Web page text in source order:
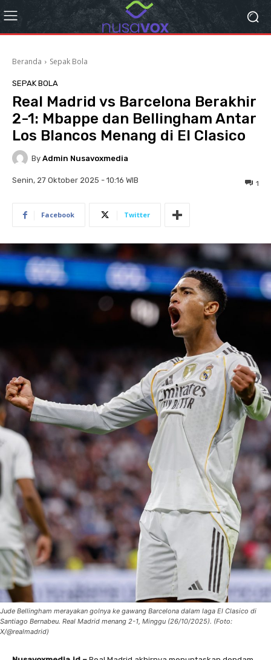
Beranda Sepak Bola
SEPAK BOLA
Real Madrid vs Barcelona Berakhir
2-1: Mbappe dan Bellingham Antar
Los Blancos Menang di El Clasico
By Admin Nusavoxmedia
Senin, 27 Oktober 2025 - 10:16 WIB 1
Facebook Twitter
Jude Bellingham merayakan golnya ke gawang Barcelona dalam laga El Clasico di
Santiago Bernabeu. Real Madrid menang 2-1, Minggu (26/10/2025). (Foto:
X/@realmadrid)